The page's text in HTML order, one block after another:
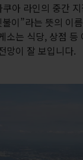
아 라인의 중간
이”라는 뜻의 이
소는 식당, 상점 등
망이 잘 보입니다.